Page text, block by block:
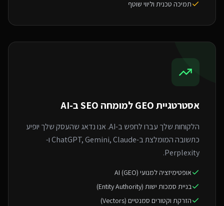
תמיכה טכנית וליווי שוטף
אסטרטגיית GEO ל מומחה SEO ב-AI
הלקוחות שלך עברו לחפש ב-AI. אנו נדאג שהעסק שלך יופיע
כתשובה המומלצת ב-ChatGPT, Gemini, Claude ו-
Perplexity.
אופטימיזציה למנועי AI (GEO)
בניית סמכות ישות (Entity Authority)
הזרקת וקטורים סמנטיים (Vectors)